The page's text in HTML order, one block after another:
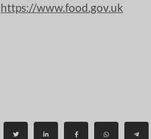
https://www.food.gov.uk